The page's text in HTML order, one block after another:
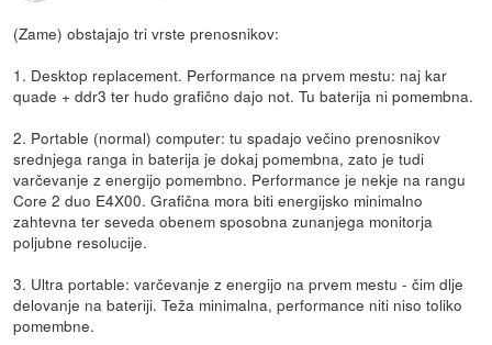
(Zame) obstajajo tri vrste prenosnikov:
1. Desktop replacement. Performance na prvem mestu: naj kar
quade + ddr3 ter hudo grafično dajo not. Tu baterija ni pomembna.
2. Portable (normal) computer: tu spadajo večino prenosnikov
srednjega ranga in baterija je dokaj pomembna, zato je tudi
varčevanje z energijo pomembno. Performance je nekje na rangu
Core 2 duo E4X00. Grafična mora biti energijsko minimalno
zahtevna ter seveda obenem sposobna zunanjega monitorja
poljubne resolucije.
3. Ultra portable: varčevanje z energijo na prvem mestu - čim dlje
delovanje na bateriji. Teža minimalna, performance niti niso toliko
pomembne.